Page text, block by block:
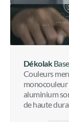
DékolakBase
Couleurs
monocouleur
aluminium
de haute